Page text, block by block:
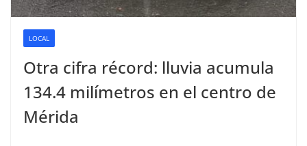
LOCAL
Otra cifra récord: lluvia acumula
134.4 milímetros en el centro de
Mérida